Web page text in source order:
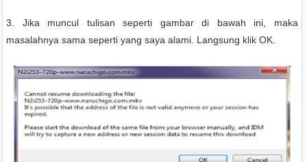
3. Jika muncul tulisan seperti gambar di bawah ini, maka
masalahnya sama seperti yang saya alami. Langsung klik OK.